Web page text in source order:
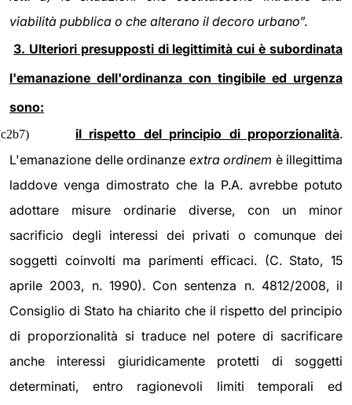
viabilità pubblica o che alterano il decoro urbano”.
3. Ulteriori presupposti di legittimità cui è subordinata
l'emanazione dell'ordinanza con tingibile ed urgenza
sono:
il rispetto del principio di proporzionalità.
L'emanazione delle ordinanze extra ordinem è illegittima
laddove venga dimostrato che la P.A. avrebbe potuto
adottare misure ordinarie diverse, con un minor
sacrificio degli interessi dei privati o comunque dei
soggetti coinvolti ma parimenti efficaci. (C. Stato, 15
aprile 2003, n. 1990). Con sentenza n. 4812/2008, il
Consiglio di Stato ha chiarito che il rispetto del principio
di proporzionalità si traduce nel potere di sacrificare
anche interessi giuridicamente protetti di soggetti
determinati, entro ragionevoli limiti temporali ed